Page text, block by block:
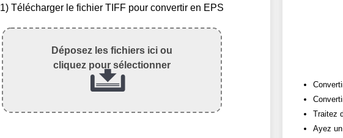
1) Télécharger le fichier TIFF pour convertir en EPS
Déposez les fichiers ici ou
cliquez pour sélectionner
Traitez
Ayez